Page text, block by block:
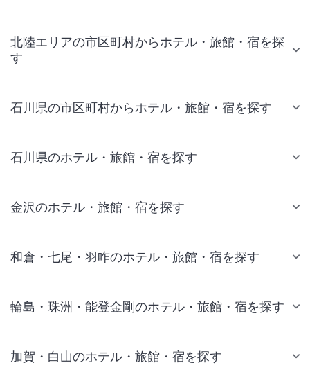
北陸エリアの市区町村からホテル・旅館・宿を探
す
石川県の市区町村からホテル・旅館・宿を探す
石川県のホテル・旅館・宿を探す
金沢のホテル・旅館・宿を探す
和倉・七尾・羽咋のホテル・旅館・宿を探す
輪島・珠洲・能登金剛のホテル・旅館・宿を探す
加賀・白山のホテル・旅館・宿を探す